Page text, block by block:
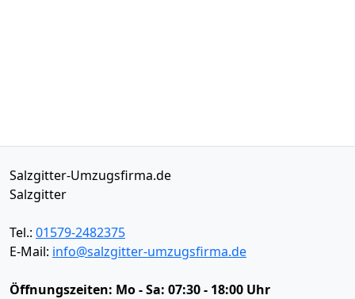
Salzgitter-Umzugsfirma.de
Salzgitter
Tel.: 01579-2482375
E-Mail: info@salzgitter-umzugsfirma.de
Öffnungszeiten: Mo - Sa: 07:30 - 18:00 Uhr